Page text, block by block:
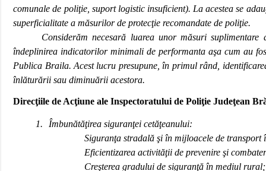
comunale de poliţie, suport logistic insuficient). La acestea se
superficialitate a măsurilor de protecţie recomandate de poliţie.
Considerăm necesară luarea unor măsuri
îndeplinirea indicatorilor minimali de performanta aşa cum au
Publica Braila. Acest lucru presupune, în primul rând,
înlăturării sau diminuării acestora.
Direcţiile de Acţiune ale Inspectoratului de Poliţie Judeţean
1.
Îmbunătăţirea siguranţei cetăţeanului:
Siguranţa stradală şi în mijloacele de transport
Eficientizarea activităţii de prevenire şi
Creşterea gradului de siguranţă în mediul rural;